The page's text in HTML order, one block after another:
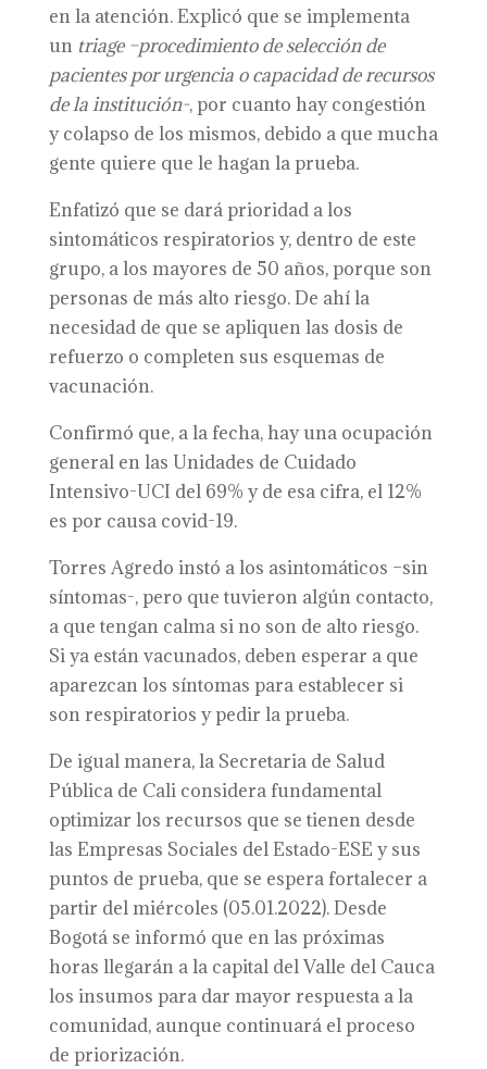
en la atención. Explicó que se implementa
un triage –procedimiento de selección de
pacientes por urgencia o capacidad de recursos
de la institución-, por cuanto hay congestión
y colapso de los mismos, debido a que mucha
gente quiere que le hagan la prueba.
Enfatizó que se dará prioridad a los
sintomáticos respiratorios y, dentro de este
grupo, a los mayores de 50 años, porque son
personas de más alto riesgo. De ahí la
necesidad de que se apliquen las dosis de
refuerzo o completen sus esquemas de
vacunación.
Confirmó que, a la fecha, hay una ocupación
general en las Unidades de Cuidado
Intensivo-UCI del 69% y de esa cifra, el 12%
es por causa covid-19.
Torres Agredo instó a los asintomáticos –sin
síntomas-, pero que tuvieron algún contacto,
a que tengan calma si no son de alto riesgo.
Si ya están vacunados, deben esperar a que
aparezcan los síntomas para establecer si
son respiratorios y pedir la prueba.
De igual manera, la Secretaria de Salud
Pública de Cali considera fundamental
optimizar los recursos que se tienen desde
las Empresas Sociales del Estado-ESE y sus
puntos de prueba, que se espera fortalecer a
partir del miércoles (05.01.2022). Desde
Bogotá se informó que en las próximas
horas llegarán a la capital del Valle del Cauca
los insumos para dar mayor respuesta a la
comunidad, aunque continuará el proceso
de priorización.